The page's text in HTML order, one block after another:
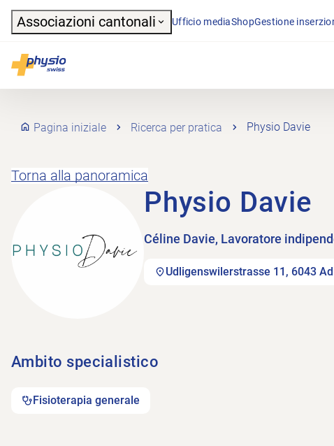
Header
Associazioni cantonali Ufficio mediaShopGestione
Physioswiss
Navigazione principale
Pagina iniziale Ricerca per pratica Physio Davie
Torna alla panoramica
Physio Davie
Céline Davie, Lavoratore
Udligenswilerstrasse 11, 6043
Ambito specialistico
Fisioterapia generale